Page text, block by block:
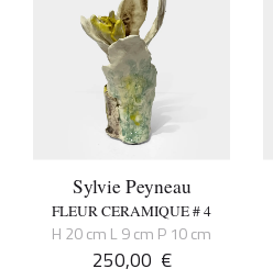
Sylvie Peyneau
FLEUR CERAMIQUE # 4
H 20 cm L 9 cm P 10 cm
250,00 €